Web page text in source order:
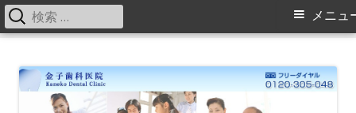
す。矯正歯科、床矯正、入れ歯（ミラクルデンチャー）に力を入れてい
ます。
メ
ン
メニュ
検
索: